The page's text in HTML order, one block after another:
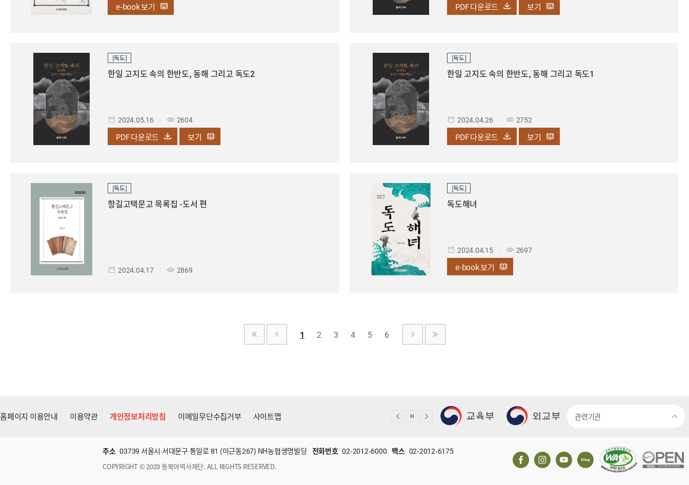
e-book보기 PDF다운로드 보기
[독도]
한일 고지도 속의 한반도, 동해 그리고 독도2
2024.05.16 2604
PDF다운로드 보기
[독도]
한일 고지도 속의 한반도, 동해 그리고 독도1
2024.04.26 2752
PDF다운로드 보기
[독도]
항길고택문고 목록집 -도서 편
2024.04.17 2869
[독도]
독도해녀
2024.04.15 2697
e-book보기
1 2 3 4 5 6
홈페이지 이용안내 이용약관 개인정보처리방침 이메일무단수집거부 사이트맵 관련기관
주소 03739 서울시 서대문구 통일로 81 (미근동267) NH농협생명빌딩 전화번호 02-2012-6000 팩스 02-2012-6175
COPYRIGHT © 2023 동북아역사재단. ALL RIGHTS RESERVED.